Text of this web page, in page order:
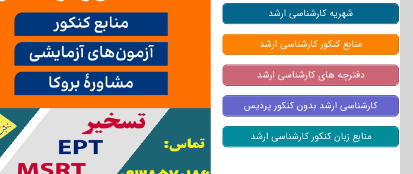
شهریه کارشناسی ارشد
منابع کنکور کارشناسی ارشد
دفترچه های کارشناسی ارشد
کارشناسی ارشد بدون کنکور پردیس
منابع زبان کنکور کارشناسی ارشد